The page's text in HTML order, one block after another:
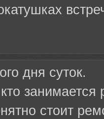
дня суток.
стоит